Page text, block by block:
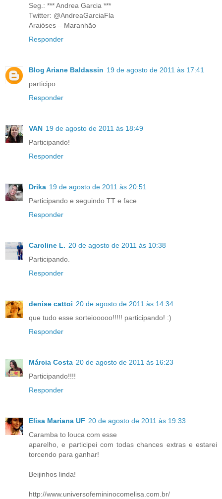
Seg.: *** Andrea Garcia ***
Twitter: @AndreaGarciaFla
Araióses – Maranhão
Responder
Blog Ariane Baldassin 19 de agosto de 2011 às 17:41
participo
Responder
VAN 19 de agosto de 2011 às 18:49
Participando!
Responder
Drika 19 de agosto de 2011 às 20:51
Participando e seguindo TT e face
Responder
Caroline L. 20 de agosto de 2011 às 10:38
Participando.
Responder
denise cattoi 20 de agosto de 2011 às 14:34
que tudo esse sorteiooooo!!!!! participando! :)
Responder
Márcia Costa 20 de agosto de 2011 às 16:23
Participando!!!!
Responder
Elisa Mariana UF 20 de agosto de 2011 às 19:33
Caramba to louca com esse
aparelho, e participei com todas chances extras e estarei
torcendo para ganhar!
Beijinhos linda!
http://www.universofemininocomelisa.com.br/